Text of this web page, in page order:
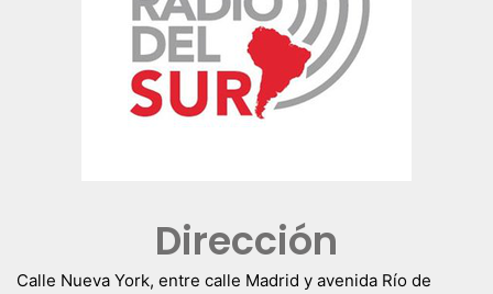
Dirección
Calle Nueva York, entre calle Madrid y avenida Río de